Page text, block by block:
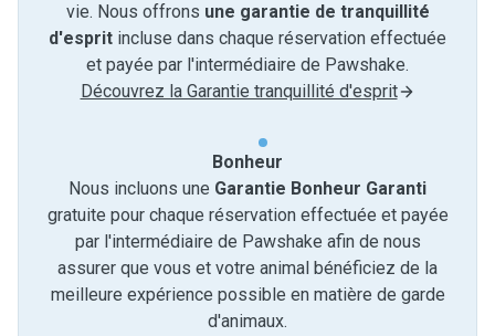
vie. Nous offrons une garantie de tranquillité
d'esprit incluse dans chaque réservation effectuée
et payée par l'intermédiaire de Pawshake.
Découvrez la Garantie tranquillité d'esprit
Bonheur
Nous incluons une Garantie Bonheur Garanti
gratuite pour chaque réservation effectuée et payée
par l'intermédiaire de Pawshake afin de nous
assurer que vous et votre animal bénéficiez de la
meilleure expérience possible en matière de garde
d'animaux.